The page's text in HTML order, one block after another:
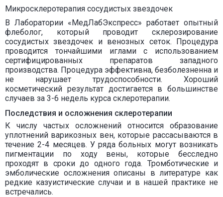
Микросклеротерапия сосудистых звездочек
В Лаборатории «МедЛабЭкспресс» работает опытный
флеболог, который проводит склерозирование
сосудистых звездочек и венозных сеток. Процедура
проводится тончайшими иглами с использованием
сертифицированных препаратов западного
производства. Процедура эффективна, безболезненна и
не нарушает трудоспособности. Хороший
косметический результат достигается в большинстве
случаев за 3-6 недель курса склеротерапии.
Последствия и осложнения склеротерапии
К числу частых осложнений относится образование
уплотнений варикозных вен, которые рассасываются в
течение 2-4 месяцев. У ряда больных могут возникать
пигментации по ходу вены, которые бесследно
проходят в сроки до одного года. Тромботические и
эмболические осложнения описаны в литературе как
редкие казуистические случаи и в нашей практике не
встречались.